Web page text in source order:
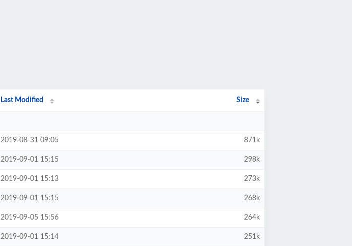
Last Modified Size
2019-08-31 09:05 871k
2019-09-01 15:15 298k
2019-09-01 15:13 273k
2019-09-01 15:15 268k
2019-09-05 15:56 264k
2019-09-01 15:14 251k